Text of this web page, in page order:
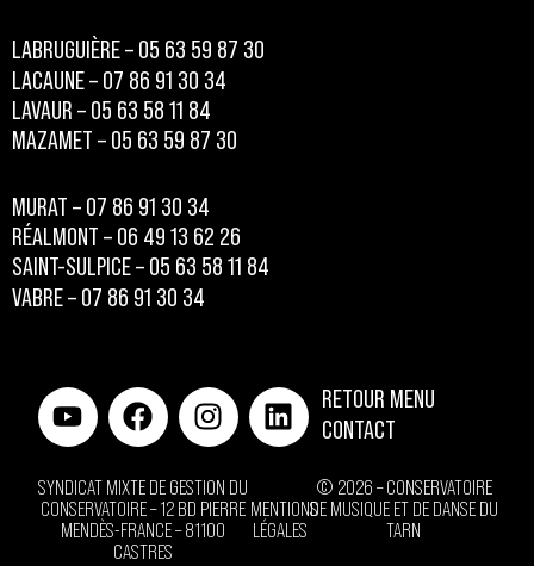
LABRUGUIÈRE – 05 63 59 87 30
LACAUNE – 07 86 91 30 34
LAVAUR – 05 63 58 11 84
MAZAMET – 05 63 59 87 30
MURAT – 07 86 91 30 34
RÉALMONT – 06 49 13 62 26
SAINT-SULPICE – 05 63 58 11 84
VABRE – 07 86 91 30 34
RETOUR MENU
CONTACT
SYNDICAT MIXTE DE GESTION DU
CONSERVATOIRE – 12 BD PIERRE
MENDÈS-FRANCE – 81100
CASTRES
MENTIONS
LÉGALES
© 2026 – CONSERVATOIRE
DE MUSIQUE ET DE DANSE DU
TARN